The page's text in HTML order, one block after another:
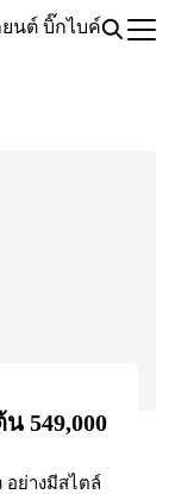
549,000
อย่างมีสไตล์